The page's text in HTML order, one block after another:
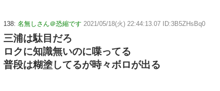
138: 名無しさん＠恐縮です 2021/05/18(火) 22:44:13.07 ID:3B5ZHsBq0
三浦は駄目だろ
ロクに知識無いのに喋ってる
普段は糊塗してるが時々ボロが出る